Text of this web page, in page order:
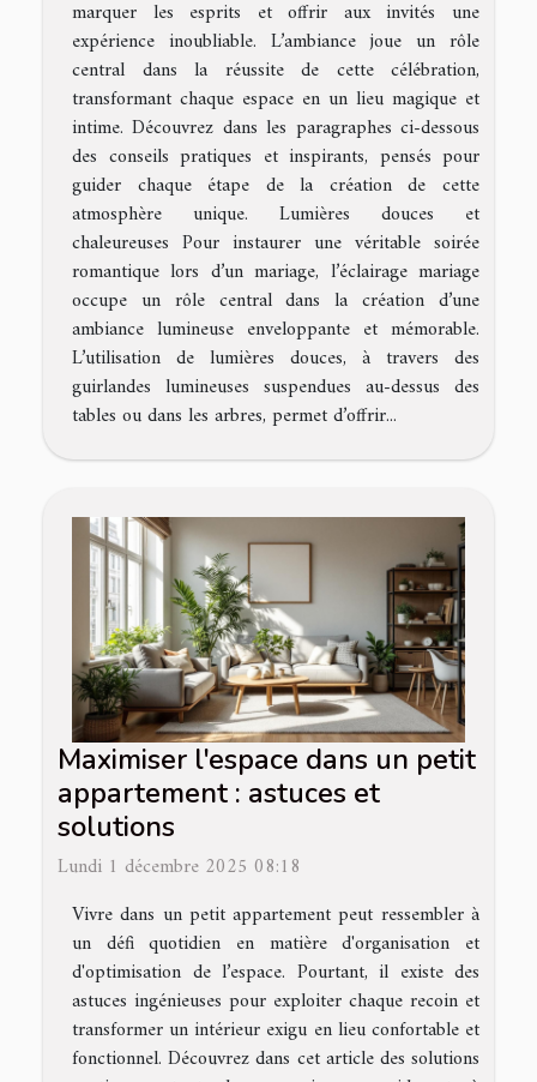
marquer les esprits et offrir aux invités une
expérience inoubliable. L’ambiance joue un rôle
central dans la réussite de cette célébration,
transformant chaque espace en un lieu magique et
intime. Découvrez dans les paragraphes ci-dessous
des conseils pratiques et inspirants, pensés pour
guider chaque étape de la création de cette
atmosphère unique. Lumières douces et
chaleureuses Pour instaurer une véritable soirée
romantique lors d’un mariage, l’éclairage mariage
occupe un rôle central dans la création d’une
ambiance lumineuse enveloppante et mémorable.
L’utilisation de lumières douces, à travers des
guirlandes lumineuses suspendues au-dessus des
tables ou dans les arbres, permet d’offrir...
Maximiser l'espace dans un petit
appartement : astuces et
solutions
Lundi 1 décembre 2025 08:18
Vivre dans un petit appartement peut ressembler à
un défi quotidien en matière d'organisation et
d'optimisation de l’espace. Pourtant, il existe des
astuces ingénieuses pour exploiter chaque recoin et
transformer un intérieur exigu en lieu confortable et
fonctionnel. Découvrez dans cet article des solutions